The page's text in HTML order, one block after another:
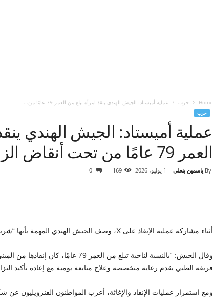
Home حرب عملية أميستاد: الجيش الهندي ينقذ امرأة تبلغ من العمر 79 عامًا من...
حرب
عملية أميستاد: الجيش الهندي
العمر 79 عامًا من تحت أنقاض الزلزال في فنزويلا
By ياسمين بنعلي - 1 يوليو، 2026 169
0
أثناء مشاركة عملية الإنقاذ على X، وصف الجيش الهندي المهمة بأنها “شريان الحياة وسط الأنقاض”.
وقال الجيش: “بالنسبة لناجية تبلغ من العمر
فريقه الطبي يقدم رعاية متخصصة وعلاج متابعة يومية مع إعادة تأكيد
ومع استمرار عمليات الإنقاذ والإغاثة، أعرب المواطنون الفنزويليون عن